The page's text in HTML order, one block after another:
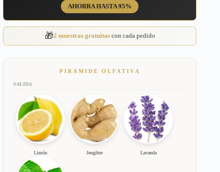
AHORRA HASTA 95%
🎁2 muestras gratuitascon cada pedido
PIRAMIDE OLFATIVA
SALIDA
Limón Jengibre Lavanda